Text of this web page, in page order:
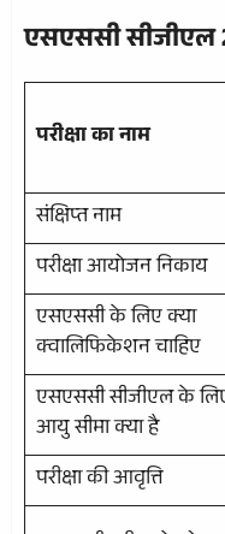
एसएससी सीजीएल
परीक्षा का नाम
संक्षिप्त नाम
परीक्षा आयोजन निकाय
एसएससी के लिए क्या
क्वालिफिकेशन चाहिए
एसएससी सीजीएल के
आयु सीमा क्या है
परीक्षा की आवृत्ति